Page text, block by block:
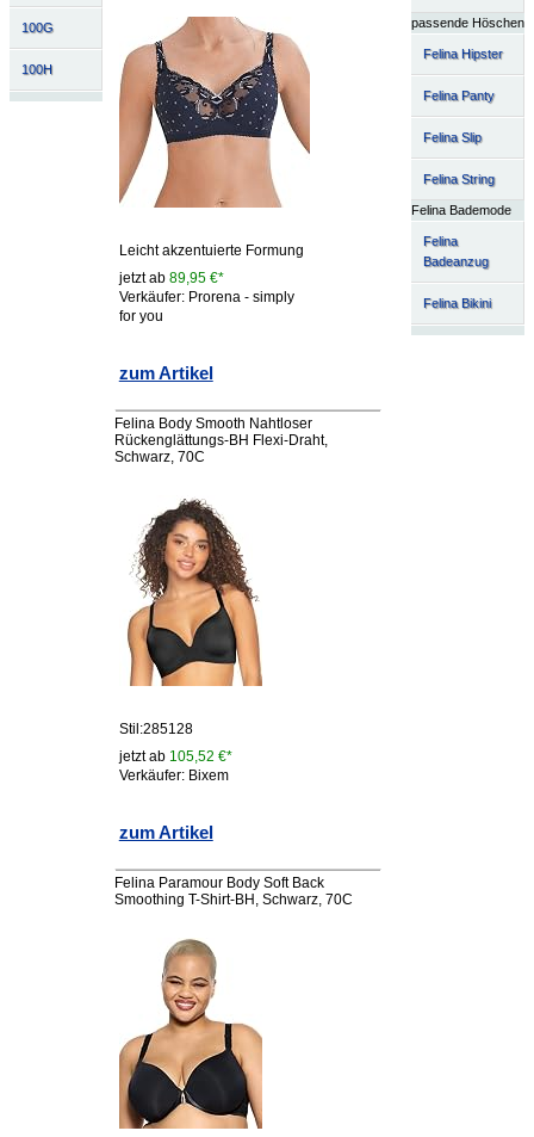
100G
100H
passende Höschen
Felina Hipster
Felina Panty
Felina Slip
Felina String
Felina Bademode
Felina
Badeanzug
Felina Bikini
Leicht akzentuierte Formung
jetzt ab 89,95 €*
Verkäufer: Prorena - simply
for you
zum Artikel
Felina Body Smooth Nahtloser
Rückenglättungs-BH Flexi-Draht,
Schwarz, 70C
Stil:285128
jetzt ab 105,52 €*
Verkäufer: Bixem
zum Artikel
Felina Paramour Body Soft Back
Smoothing T-Shirt-BH, Schwarz, 70C